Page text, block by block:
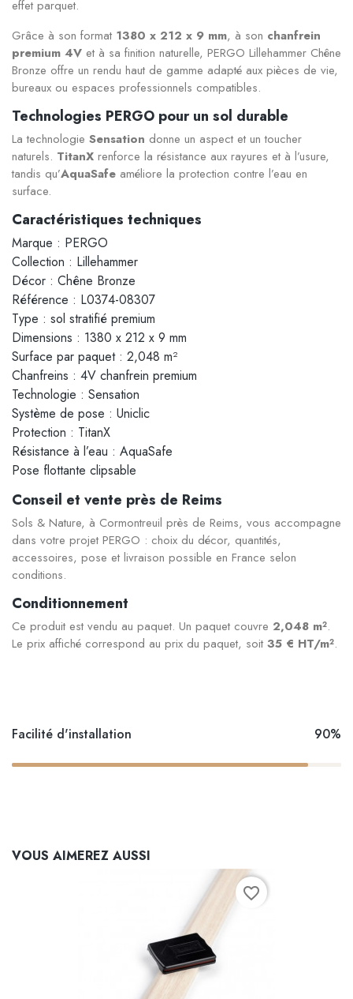
effet parquet.
Grâce à son format 1380 x 212 x 9 mm, à son chanfrein
premium 4V et à sa finition naturelle, PERGO Lillehammer Chêne
Bronze offre un rendu haut de gamme adapté aux pièces de vie,
bureaux ou espaces professionnels compatibles.
Technologies PERGO pour un sol durable
La technologie Sensation donne un aspect et un toucher
naturels. TitanX renforce la résistance aux rayures et à l’usure,
tandis qu’AquaSafe améliore la protection contre l’eau en
surface.
Caractéristiques techniques
Marque : PERGO
Collection : Lillehammer
Décor : Chêne Bronze
Référence : L0374-08307
Type : sol stratifié premium
Dimensions : 1380 x 212 x 9 mm
Surface par paquet : 2,048 m²
Chanfreins : 4V chanfrein premium
Technologie : Sensation
Système de pose : Uniclic
Protection : TitanX
Résistance à l’eau : AquaSafe
Pose flottante clipsable
Conseil et vente près de Reims
Sols & Nature, à Cormontreuil près de Reims, vous accompagne
dans votre projet PERGO : choix du décor, quantités,
accessoires, pose et livraison possible en France selon
conditions.
Conditionnement
Ce produit est vendu au paquet. Un paquet couvre 2,048 m².
Le prix affiché correspond au prix du paquet, soit 35 € HT/m².
Facilité d'installation 90%
VOUS AIMEREZ AUSSI
favorite_border